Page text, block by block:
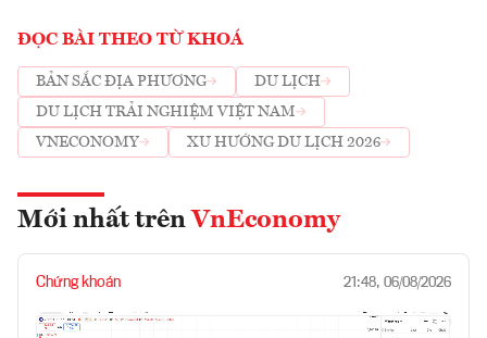
ĐỌC BÀI THEO TỪ KHOÁ
BẢN SẮC ĐỊA PHƯƠNG
DU LỊCH
DU LỊCH TRẢI NGHIỆM VIỆT NAM
VNECONOMY
XU HƯỚNG DU LỊCH 2026
Mới nhất trên VnEconomy
Chứng khoán 21:48, 06/08/2026